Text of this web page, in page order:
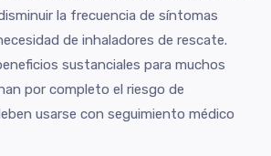
la frecuencia de síntomas
de inhaladores de rescate.
sustanciales para muchos
por completo el riesgo de
usarse con seguimiento médico